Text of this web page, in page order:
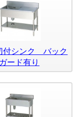
付シンク バック
ガード有り